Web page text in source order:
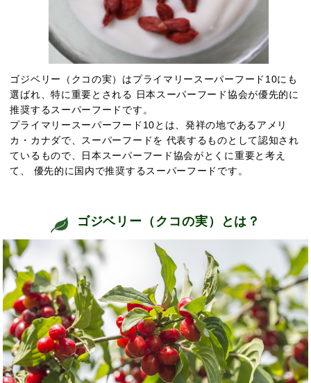
ゴジベリー（クコの実）はプライマリースーパーフード10にも
選ばれ、特に重要とされる 日本スーパーフード協会が優先的に
推奨するスーパーフードです。
プライマリースーパーフード10とは、発祥の地であるアメリ
カ・カナダで、スーパーフードを 代表するものとして認知され
ているもので、日本スーパーフード協会がとくに重要と考え
て、 優先的に国内で推奨するスーパーフードです。
ゴジベリー（クコの実）とは？